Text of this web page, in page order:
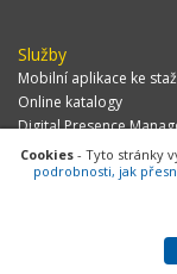
Služby
Mobilní aplikace ke
Online katalogy
Digital Presence
Více zákazníků
© 2026 MEDIATEL
+420
Cookies - Tyto stránky
podrobnosti, jak